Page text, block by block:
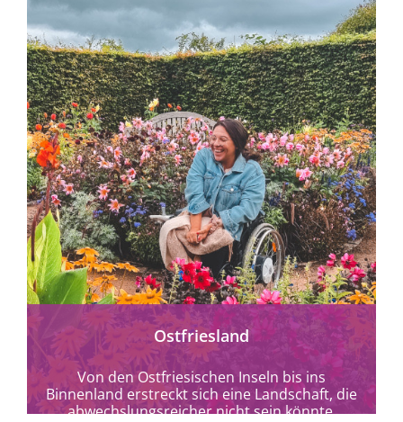
mehr erfahren
Ostfriesland
Von den Ostfriesischen Inseln bis ins
Binnenland erstreckt sich eine Landschaft, die
abwechslungsreicher nicht sein könnte.